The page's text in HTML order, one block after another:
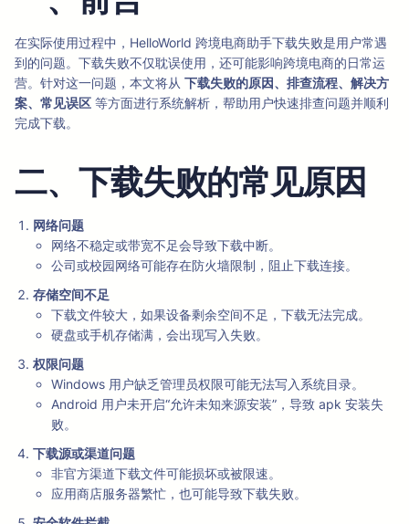
在实际使用过程中，HelloWorld 跨境电商助手下载失败是用户常遇
到的问题。下载失败不仅耽误使用，还可能影响跨境电商的日常运
营。针对这一问题，本文将从 下载失败的原因、排查流程、解决方
案、常见误区 等方面进行系统解析，帮助用户快速排查问题并顺利
完成下载。
二、下载失败的常见原因
网络问题
网络不稳定或带宽不足会导致下载中断。
公司或校园网络可能存在防火墙限制，阻止下载连接。
存储空间不足
下载文件较大，如果设备剩余空间不足，下载无法完成。
硬盘或手机存储满，会出现写入失败。
权限问题
Windows 用户缺乏管理员权限可能无法写入系统目录。
Android 用户未开启“允许未知来源安装”，导致 apk 安装失
败。
下载源或渠道问题
非官方渠道下载文件可能损坏或被限速。
应用商店服务器繁忙，也可能导致下载失败。